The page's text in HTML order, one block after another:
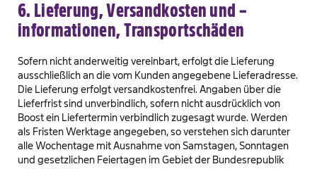
6. Lieferung, Versandkosten und –
informationen, Transportschäden
Sofern nicht anderweitig vereinbart, erfolgt die Lieferung
ausschließlich an die vom Kunden angegebene Lieferadresse.
Die Lieferung erfolgt versandkostenfrei. Angaben über die
Lieferfrist sind unverbindlich, sofern nicht ausdrücklich von
Boost ein Liefertermin verbindlich zugesagt wurde. Werden
als Fristen Werktage angegeben, so verstehen sich darunter
alle Wochentage mit Ausnahme von Samstagen, Sonntagen
und gesetzlichen Feiertagen im Gebiet der Bundesrepublik